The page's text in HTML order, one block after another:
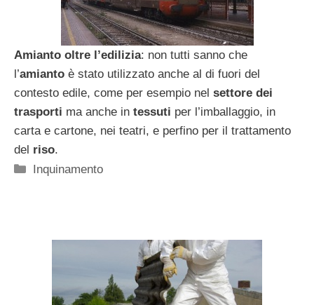
Amianto oltre l’edilizia: non tutti sanno che
l’amianto è stato utilizzato anche al di fuori del
contesto edile, come per esempio nel settore dei
trasporti ma anche in tessuti per l’imballaggio, in
carta e cartone, nei teatri, e perfino per il trattamento
del riso.
Categorie
Inquinamento